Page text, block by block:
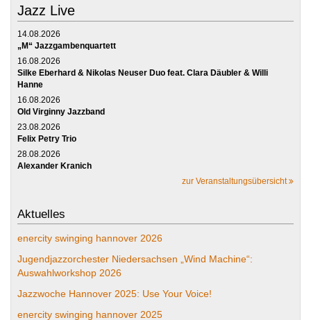
Jazz Live
14.08.2026
„M“ Jazzgambenquartett
16.08.2026
Silke Eberhard & Nikolas Neuser Duo feat. Clara Däubler & Willi
Hanne
16.08.2026
Old Virginny Jazzband
23.08.2026
Felix Petry Trio
28.08.2026
Alexander Kranich
zur Veranstaltungsübersicht
Aktuelles
enercity swinging hannover 2026
Jugendjazzorchester Niedersachsen „Wind Machine“:
Auswahlworkshop 2026
Jazzwoche Hannover 2025: Use Your Voice!
enercity swinging hannover 2025